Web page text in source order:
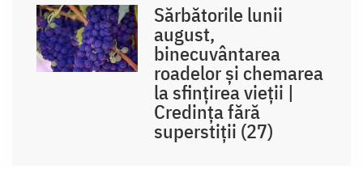
Sărbătorile lunii
august,
binecuvântarea
roadelor și chemarea
la sfințirea vieții |
Credința fără
superstiții (27)